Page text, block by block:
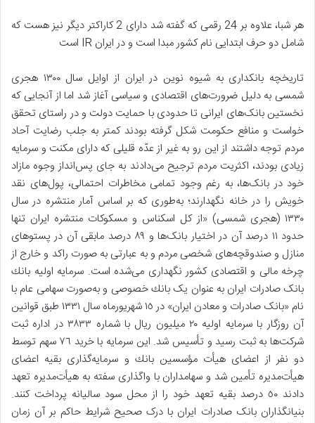
هر شبا، علاوه بر 24 رقمی که گفته شد دارای 2 کاراکتر دیگر نیز هست که
شامل دو حرف ابتدایی نام کشور مبدا است و در ایران IR است
تاریخچه بانکداری به شيوه نوين در ایران از اوایل سال ١٣٠٠ هجری
شمسی به دلیل ضرورت‌های اقتصادی و سیاسی آغاز شد اما از آنجايی که
نخستین بانکهای ایرانی تا حدودی با حمايت دولت و در راستای تحقق
خواست و منافع حکومت شکل گرفته بودند کمتر به جلب رضایت آحاد
مردم توجه داشتند از این رو به غیر از عدّه قلیلی که دارای مکنت و سرمایه
زیادی بودند، اکثریت مردم ترجیح می‌دادند به جای پس‌‌انداز وجوه مازاد
خود در بانک‌ها، به رغم وجود تمامی مخاطرات احتمالی، پولهای نقد
خویش را در خانه نگهدارند؛ به‌طوری که بر اساس آمار منتشره در سال
١٣٣٠ (هجری شمسی) «از کل اسکناس و مسکوکات منتشره ایران تنها
حدود ١١ درصد آن در اختیار بانک‌ها و ٨٩ درصد مابقی آن در پستوهای
منازل و صندوقچه‌‌های شخصی مردم و به عبارتی به صورت راکد و خارج از
چرخه مالی و اقتصادی کشور نگهداری می‌شده است. سرمايه اوليه بانك
بانک صادرات ایران به عنوان یک بانك خصوصی و به‌صورت سهامی عام با
نام «بانک صادرات و معادن ایران» در ١٥ شهريورماه سال ١٣٣١ طبق قوانین
آن روزگار با سرمايه اوليه ٢٠ ميليون ریال با شماره ٣٨٣٣ در اداره ثبت
شركت‌ها به ثبت رسید و تأسيس شد. اين سرمايه با خريد ٧٦ سهم توسط
دو نفر از اعضای هيأت مؤسسين بانك و سرمايه‌گذاری بقيه اعضای
هيأت‌مديره تأمين شد و سهامداران با واگذاری سفته به هيأت‌مديره تعهد
دادند ٥٠ درصد بقيه تعهد خود را از محل سود ساليانه پرداخت کنند.
بنیانگذاران بانک صادرات ایران با درک صحیح شرايط حاکم بر آن زمان